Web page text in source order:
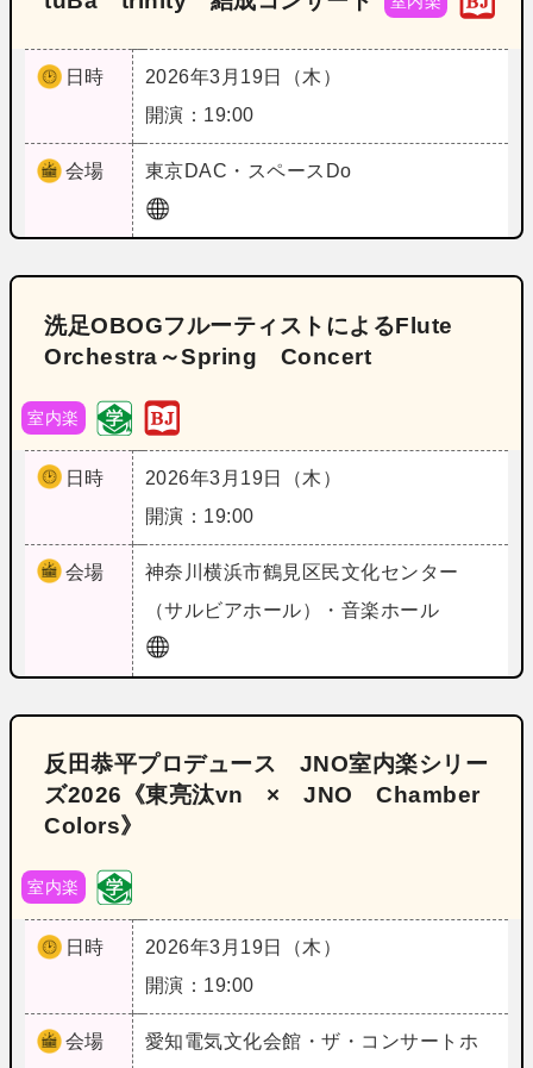
日時
2026年3月19日（木）
開演：19:00
会場 東京DAC・スペースDo
洗足OBOGフルーティストによるFlute
Orchestra～Spring Concert
室内楽
日時
2026年3月19日（木）
開演：19:00
会場 神奈川横浜市鶴見区民文化センター
（サルビアホール）・音楽ホール
反田恭平プロデュース JNO室内楽シリー
ズ2026《東亮汰vn × JNO Chamber
Colors》
室内楽
日時
2026年3月19日（木）
開演：19:00
会場 愛知電気文化会館・ザ・コンサートホ